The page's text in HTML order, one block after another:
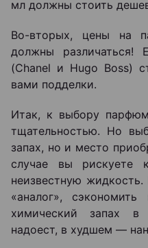
мл должны стоить
Во-вторых, цены на
должны различаться!
(Chanel и Hugo Boss)
вами подделки.
Итак, к выбору
тщательностью. Но
запах, но и место
случае вы рискуете
неизвестную
«аналог»,
химический запах
надоест, в худшем ―